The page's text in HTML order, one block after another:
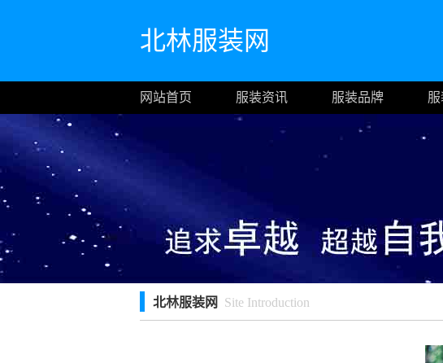
北林服装网
网站首页 服装资讯 服装品牌
北林服装网 Site Introduction